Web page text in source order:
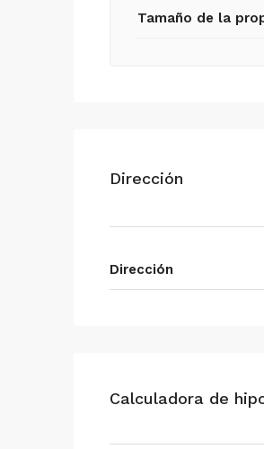
Tamaño de la
Dirección
Dirección
Calculadora de